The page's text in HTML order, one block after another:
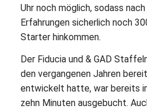
Uhr noch möglich, sodass
Erfahrungen sicherlich noch
Starter hinkommen.
Der Fiducia und & GAD
den vergangenen Jahren
entwickelt hatte, war bereits
zehn Minuten ausgebucht.